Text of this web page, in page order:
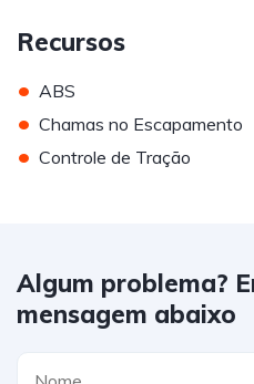
Recursos
• ABS
• Chamas no Escapamento
• Controle de Tração
Algum problema?
mensagem abaixo